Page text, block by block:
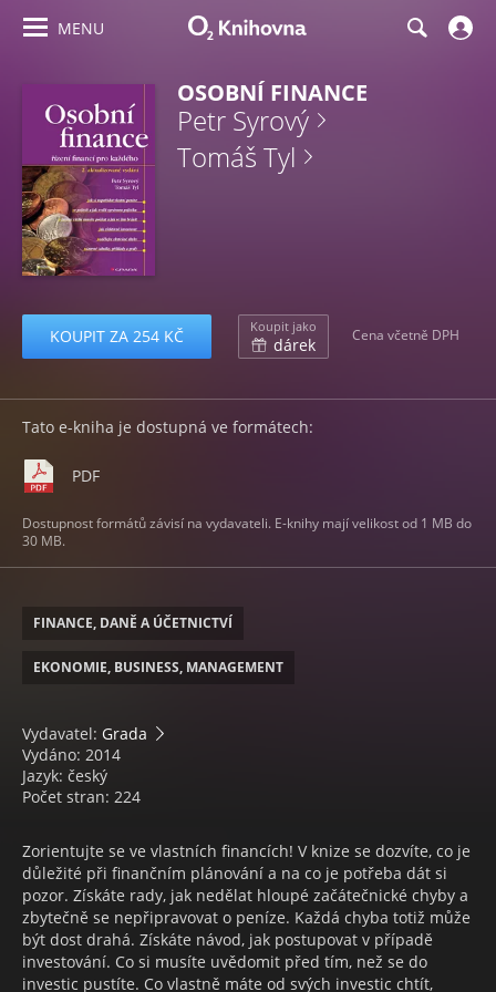
MENU
OSOBNÍ FINANCE
Petr Syrový
Tomáš Tyl
KOUPIT ZA 254 KČ Koupit jako
dárek Cena včetně DPH
Tato e-kniha je dostupná ve formátech:
PDF
Dostupnost formátů závisí na vydavateli. E-knihy mají velikost od 1 MB do
30 MB.
FINANCE, DANĚ A ÚČETNICTVÍ
EKONOMIE, BUSINESS, MANAGEMENT
Vydavatel: Grada
Vydáno: 2014
Jazyk: český
Počet stran: 224
Zorientujte se ve vlastních financích! V knize se dozvíte, co je
důležité při finančním plánování a na co je potřeba dát si
pozor. Získáte rady, jak nedělat hloupé začátečnické chyby a
zbytečně se nepřipravovat o peníze. Každá chyba totiž může
být dost drahá. Získáte návod, jak postupovat v případě
investování. Co si musíte uvědomit před tím, než se do
investic pustíte. Co vlastně máte od svých investic chtít,